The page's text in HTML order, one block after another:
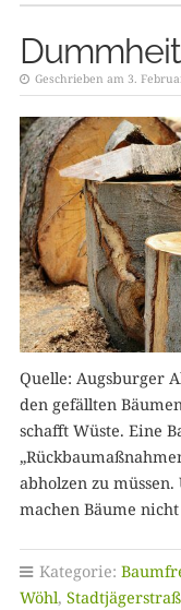
Geschrieben am 3.
Quelle: Augsburger
den gefällten
schafft Wüste. Eine
abholzen zu
machen Bäume
Kategorie:
Wöhl,